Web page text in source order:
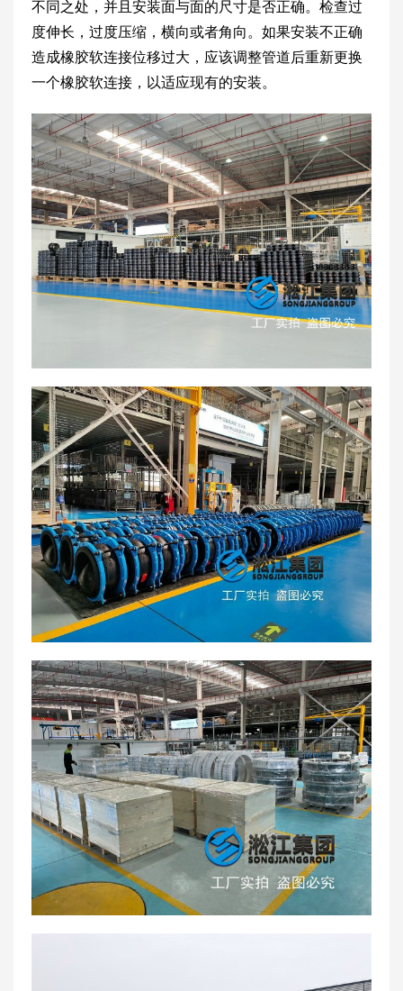
不同之处，并且安装面与面的尺寸是否正确。检查过
度伸长，过度压缩，横向或者角向。如果安装不正确
造成橡胶软连接位移过大，应该调整管道后重新更换
一个橡胶软连接，以适应现有的安装。